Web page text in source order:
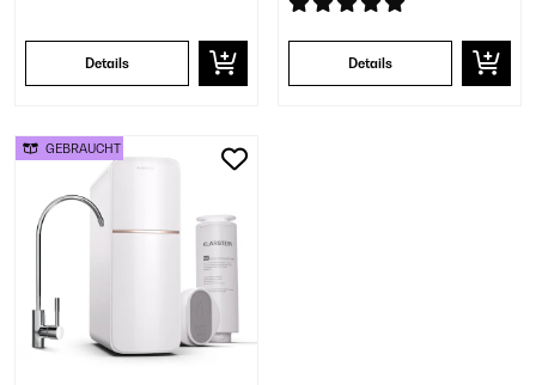
Details Details
GEBRAUCHT